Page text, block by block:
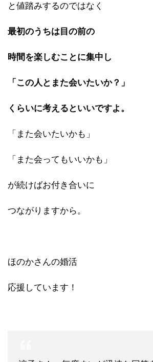
と値踏みするのではなく
最初のうちは目の前の
時間を楽しむことに集中し
「この人とまた会いたいか？」
くらいに考えるといいですよ。
「また会いたいかも」
「また会ってもいいかも」
が続けばお付き合いに
つながりますから。
ほのかさんの婚活
応援しています！